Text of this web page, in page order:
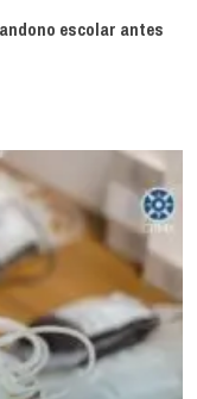
escolar antes